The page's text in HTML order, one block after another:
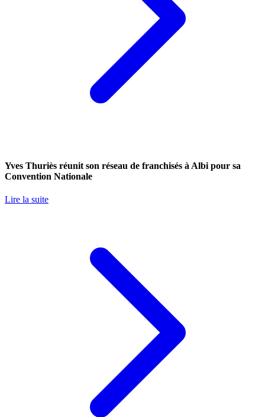
Yves Thuriès réunit son réseau de franchisés à Albi pour sa
Convention Nationale
Lire la suite